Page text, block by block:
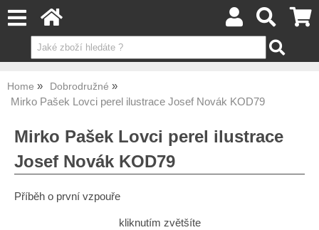
Home Dobrodružné
Mirko Pašek Lovci perel ilustrace Josef Novák KOD79
Mirko Pašek Lovci perel ilustrace
Josef Novák KOD79
Příběh o první vzpouře
kliknutím zvětšíte